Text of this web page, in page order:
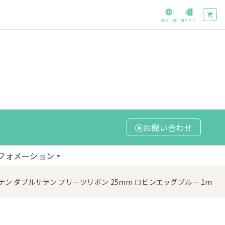
ログイン
ENGLISH
お問い合わせ
ォメーション
ン ダブルサテン プリーツリボン 25mm ロビンエッグブルー 1m